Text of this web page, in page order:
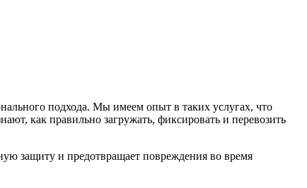
подхода. Мы имеем опыт в таких услугах, что
как правильно загружать, фиксировать и перевозить
защиту и предотвращает повреждения во время